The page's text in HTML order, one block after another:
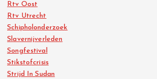
Rtv Oost
Rtv Utrecht
Schipholonderzoek
Slavernijverleden
Songfestival
Stikstofcrisis
Strijd In Sudan